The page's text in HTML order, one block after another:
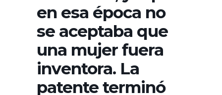
en esa época no
se aceptaba que
una mujer fuera
inventora. La
patente terminó